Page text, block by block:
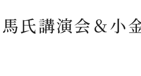
氏講演会＆小